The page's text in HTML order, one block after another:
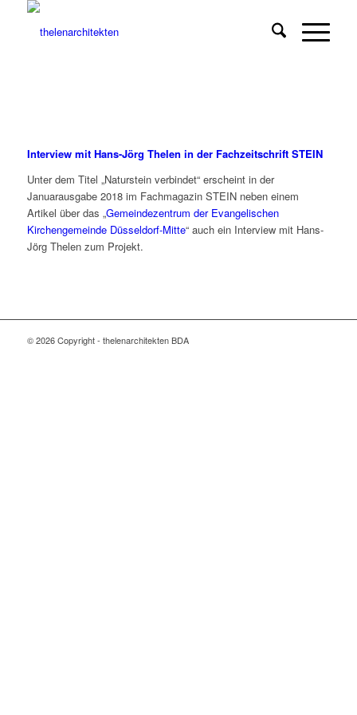
Interview mit Hans-Jörg Thelen in der Fachzeitschrift STEIN
Unter dem Titel „Naturstein verbindet“ erscheint in der
Januarausgabe 2018 im Fachmagazin STEIN neben einem
Artikel über das „Gemeindezentrum der Evangelischen
Kirchengemeinde Düsseldorf-Mitte“ auch ein Interview mit Hans-
Jörg Thelen zum Projekt.
© 2026 Copyright - thelenarchitekten BDA